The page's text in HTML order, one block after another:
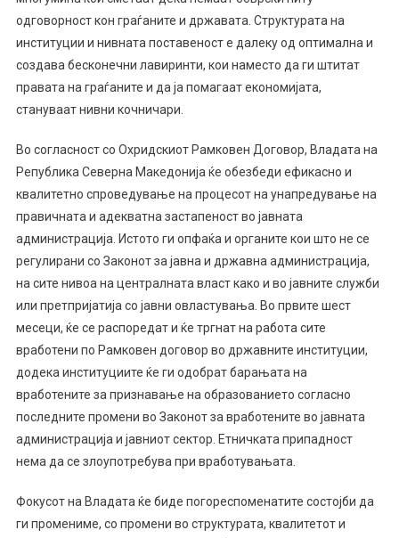
одговорност кон граѓаните и државата. Структурата на
институции и нивната поставеност е далеку од оптимална и
создава бесконечни лавиринти, кои наместо да ги штитат
правата на граѓаните и да ја помагаат економијата,
стануваат нивни кочничари.
Во согласност со Охридскиот Рамковен Договор, Владата на
Република Северна Македонија ќе обезбеди ефикасно и
квалитетно спроведување на процесот на унапредување на
правичната и адекватна застапеност во јавната
администрација. Истото ги опфаќа и органите кои што не се
регулирани со Законот за јавна и државна администрација,
на сите нивоа на централната власт како и во јавните служби
или претпријатија со јавни овластувања. Во првите шест
месеци, ќе се распоредат и ќе тргнат на работа сите
вработени по Рамковен договор во државните институции,
додека институциите ќе ги одобрат барањата на
вработените за признавање на образованието согласно
последните промени во Законот за вработените во јавната
администрација и јавниот сектор. Етничката припадност
нема да се злоупотребува при вработувањата.
Фокусот на Владата ќе биде погореспоменатите состојби да
ги промениме, со промени во структурата, квалитетот и